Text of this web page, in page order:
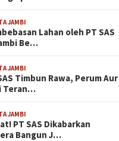
JAMBI
Lahan oleh PT SAS
Be…
JAMBI
Timbun Rawa, Perum Aur
Teran…
JAMBI
PT SAS Dikabarkan
Bangun J…